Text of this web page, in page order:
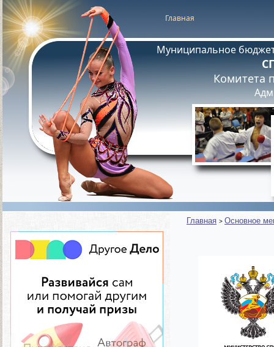
Муниципальное
Комитета
Главная
Главная > Основное